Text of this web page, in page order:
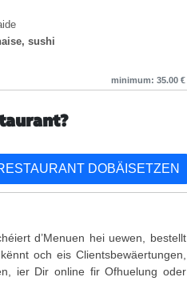
sushi
minimum: 35.00 €
DOBÄISETZEN
d’Menuen hei uewen, bestellt
och eis Clientsbewäertungen,
ier Dir online fir Ofhuelung oder